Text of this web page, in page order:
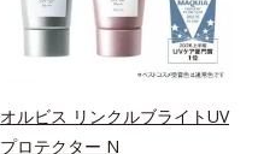
オルビス リンクルブライトUV
プロテクター N